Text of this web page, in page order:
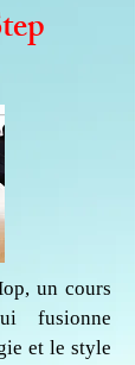
un cours
fusionne
et le style